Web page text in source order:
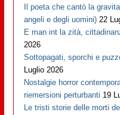
Il poeta che cantò la
angeli e degli uomini) 22
E man int la zità,
2026
Sottopagati, sporchi e
Luglio 2026
Nostalgie horror
riemersioni perturbanti 19
Le tristi storie delle morti